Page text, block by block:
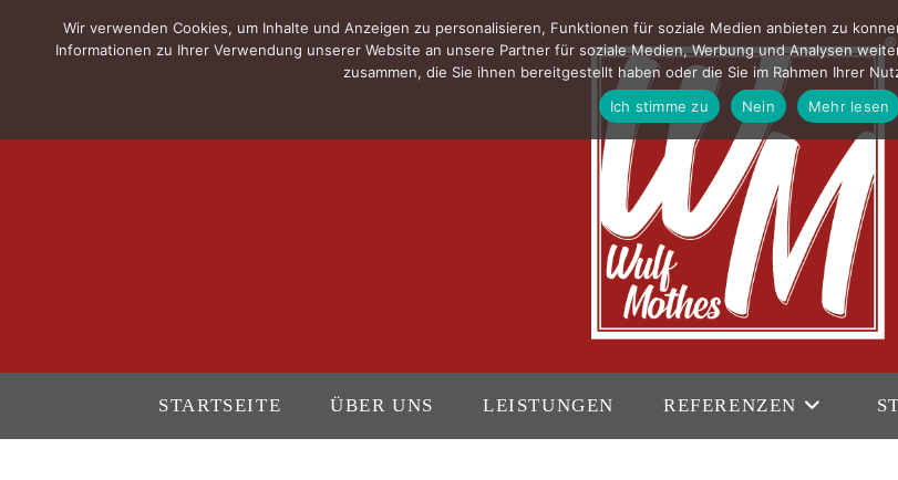
STARTSEITE ÜBER UNS LEISTUNGEN REFERENZEN
Wir verwenden Cookies, um Inhalte und Anzeigen zu personalisieren, Funktionen für soziale Medien anbieten zu
Informationen zu Ihrer Verwendung unserer Website an unsere Partner für soziale Medien, Werbung und Analysen
zusammen, die Sie ihnen bereitgestellt haben oder die Sie im Rahmen Ihrer
Ich stimme zu
Nein Mehr lesen